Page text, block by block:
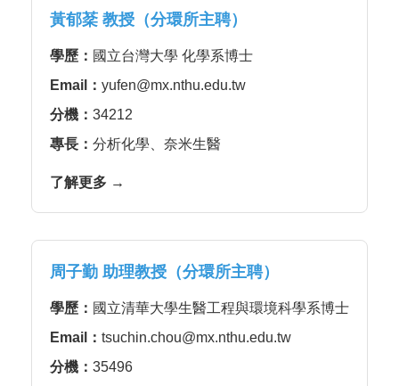
黃郁棻 教授（分環所主聘）
學歷： 國立台灣大學 化學系博士
Email： yufen@mx.nthu.edu.tw
分機： 34212
專長： 分析化學、奈米生醫
了解更多 →
周子勤 助理教授（分環所主聘）
學歷： 國立清華大學生醫工程與環境科學系博士
Email： tsuchin.chou@mx.nthu.edu.tw
分機： 35496